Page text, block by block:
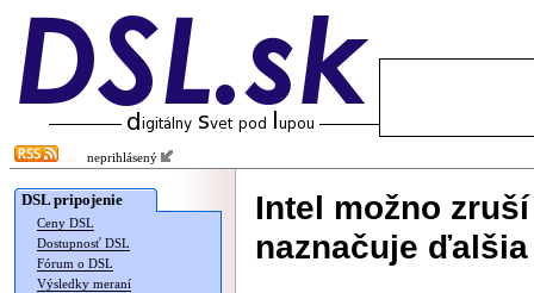
neprihlásený
DSL pripojenie
Ceny DSL
Dostupnosť DSL
Fórum o DSL
Výsledky meraní
Intel možno
naznačuje